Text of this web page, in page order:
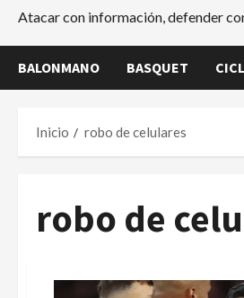
Atacar con información, defender
BALONMANO BASQUET
Inicio robo de celulares
robo de